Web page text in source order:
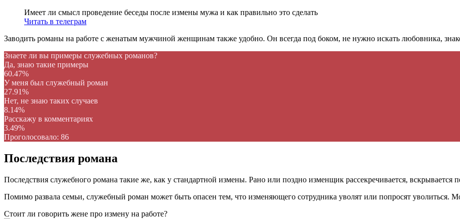
Имеет ли смысл проведение беседы после измены мужа и как правильно это сделать
Читать в телеграм
Заводить романы на работе с женатым мужчиной женщинам также удобно. Он всегда под боком, не нужно искать любовника,
Знаете ли вы примеры служебных романов?
Да, знаю такие примеры
60.47%
У меня был служебный роман
27.91%
Нет, не знаю таких случаев
8.14%
Расскажу в комментариях
3.49%
Проголосовало: 86
Последствия романа
Последствия служебного романа такие же, как у стандартной измены. Рано или поздно изменщик рассекречивается, вскрывается
Помимо развала семьи, служебный роман может быть опасен тем, что изменяющего сотрудника уволят или попросят уволиться.
Стоит ли говорить жене про измену на работе?